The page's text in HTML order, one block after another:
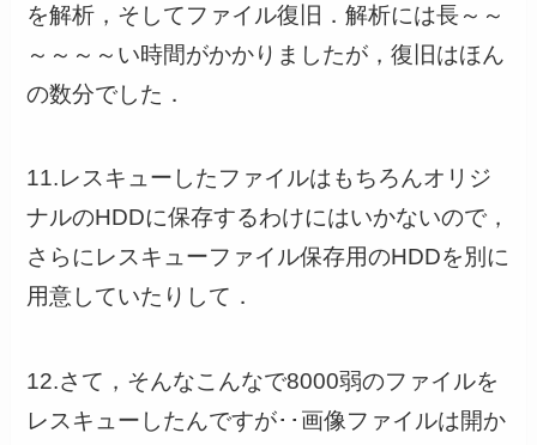
を解析，そしてファイル復旧．解析には長～～
～～～～い時間がかかりましたが，復旧はほん
の数分でした．
11.レスキューしたファイルはもちろんオリジ
ナルのHDDに保存するわけにはいかないので，
さらにレスキューファイル保存用のHDDを別に
用意していたりして．
12.さて，そんなこんなで8000弱のファイルを
レスキューしたんですが･･画像ファイルは開か